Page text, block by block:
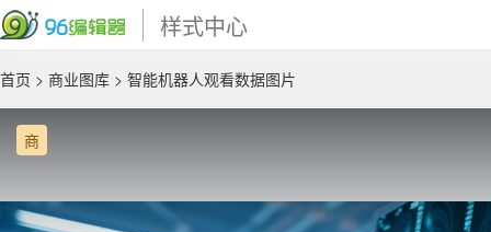
样式中心
首页 > 商业图库 > 智能机器人观看数据图片
商